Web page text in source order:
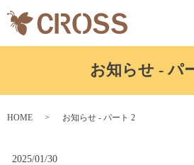
お知らせ - パ
HOME お知らせ - パート 2
2025/01/30